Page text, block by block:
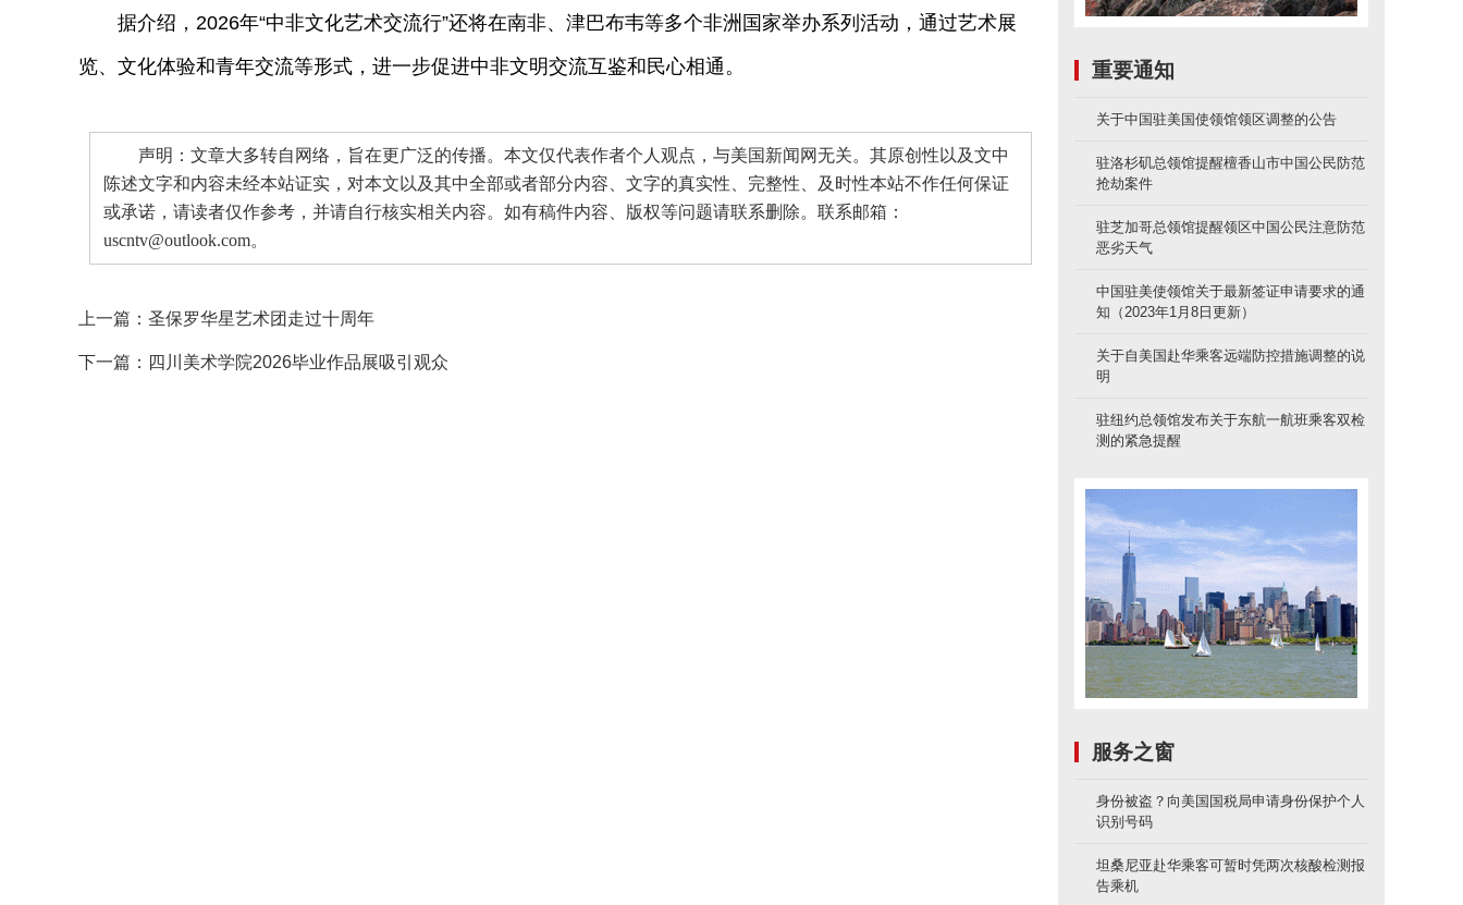
据介绍，2026年“中非文化艺术交流行”还将在南非、津巴布韦等多个非洲国家举办系列活动，通过艺术展
览、文化体验和青年交流等形式，进一步促进中非文明交流互鉴和民心相通。
声明：文章大多转自网络，旨在更广泛的传播。本文仅代表作者个人观点，与美国新闻网无关。其原创性以及文中
陈述文字和内容未经本站证实，对本文以及其中全部或者部分内容、文字的真实性、完整性、及时性本站不作任何保证
或承诺，请读者仅作参考，并请自行核实相关内容。如有稿件内容、版权等问题请联系删除。联系邮箱：
uscntv@outlook.com。
上一篇： 圣保罗华星艺术团走过十周年
下一篇： 四川美术学院2026毕业作品展吸引观众
重要通知
关于中国驻美国使领馆领区调整的公告
驻洛杉矶总领馆提醒檀香山市中国公民防范
抢劫案件
驻芝加哥总领馆提醒领区中国公民注意防范
恶劣天气
中国驻美使领馆关于最新签证申请要求的通
知（2023年1月8日更新）
关于自美国赴华乘客远端防控措施调整的说
明
驻纽约总领馆发布关于东航一航班乘客双检
测的紧急提醒
服务之窗
身份被盗？向美国国税局申请身份保护个人
识别号码
坦桑尼亚赴华乘客可暂时凭两次核酸检测报
告乘机